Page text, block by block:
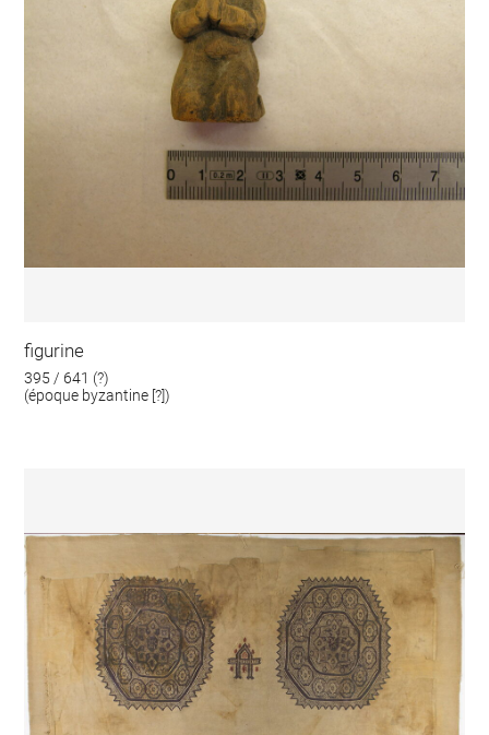
figurine
395 / 641 (?)
(époque byzantine [?])